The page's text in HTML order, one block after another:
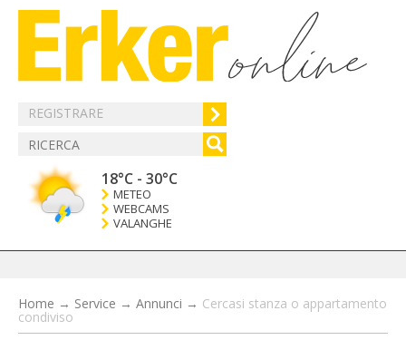
REGISTRARE
18°C - 30°C
METEO
WEBCAMS
VALANGHE
Home → Service → Annunci → Cercasi stanza o appartamento
condiviso